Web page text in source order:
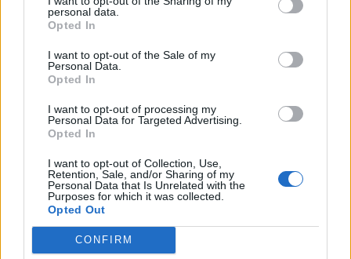
personal data.
Opted In
I want to opt-out of the Sale of my
Personal Data.
Opted In
I want to opt-out of processing my
Personal Data for Targeted Advertising.
Opted In
I want to opt-out of Collection, Use,
Retention, Sale, and/or Sharing of my
Personal Data that Is Unrelated with the
Purposes for which it was collected.
Opted Out
CONFIRM